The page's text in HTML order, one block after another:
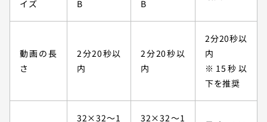
イズ
B
B
動画の長
さ
2分20秒以
内
2分20秒以
内
2分20秒以
内
※15秒以
下を推奨
32×32〜1
32×32〜1